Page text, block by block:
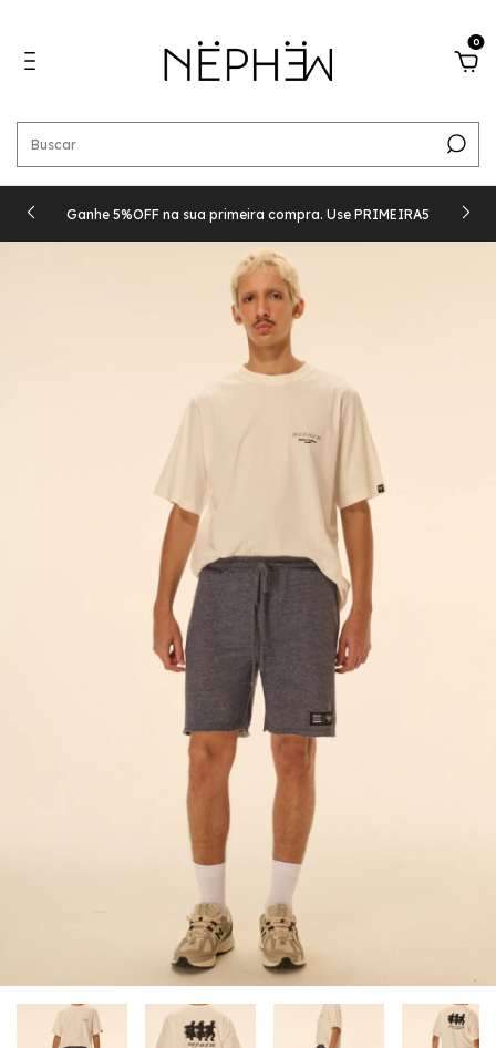
0
Ganhe 5%OFF na sua primeira compra. Use PRIMEIRA5